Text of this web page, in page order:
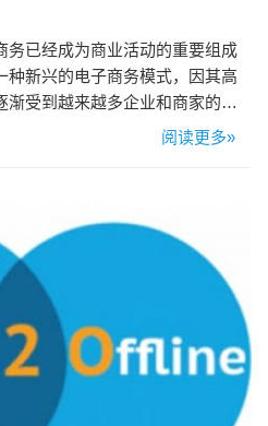
务已经成为商业活动的重要组成
种新兴的电子商务模式，因其高
受到越来越多企业和商家的青
搭建究竟有何重要性？本文将从
阅读更多»